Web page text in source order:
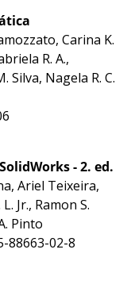
Carina K.
R. A.,
Silva, Nagela R. C.
- 2. ed.
Ariel Teixeira,
Jr., Ramon S.
Pinto
88663-02-8